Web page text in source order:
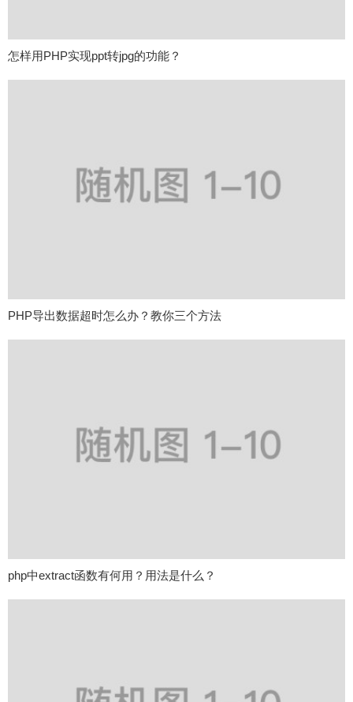
怎样用PHP实现ppt转jpg的功能？
PHP导出数据超时怎么办？教你三个方法
php中extract函数有何用？用法是什么？